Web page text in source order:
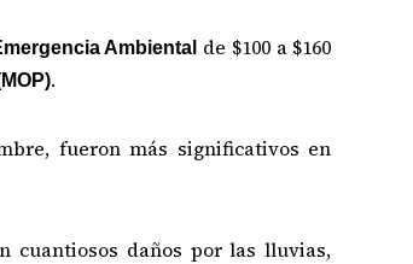
Ambiental de $100 a $160
.
fueron más significativos en
cuantiosos daños por las lluvias,